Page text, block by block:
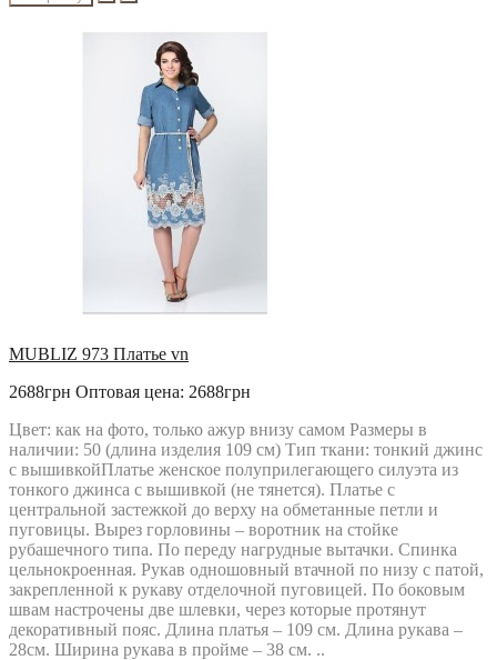
MUBLIZ 973 Платье vn
2688грн Оптовая цена: 2688грн
Цвет: как на фото, только ажур внизу самом Размеры в
наличии: 50 (длина изделия 109 см) Тип ткани: тонкий джинс
с вышивкойПлатье женское полуприлегающего силуэта из
тонкого джинса с вышивкой (не тянется). Платье с
центральной застежкой до верху на обметанные петли и
пуговицы. Вырез горловины – воротник на стойке
рубашечного типа. По переду нагрудные вытачки. Спинка
цельнокроенная. Рукав одношовный втачной по низу с патой,
закрепленной к рукаву отделочной пуговицей. По боковым
швам настрочены две шлевки, через которые протянут
декоративный пояс. Длина платья – 109 см. Длина рукава –
28см. Ширина рукава в пройме – 38 см. ..